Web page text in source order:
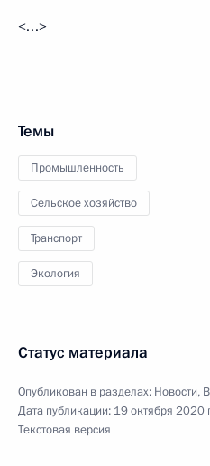
<…>
Темы
Промышленность
Сельское хозяйство
Транспорт
Экология
Статус материала
Опубликован в разделах: Новости,
Дата публикации: 19 октября 2020
Текстовая версия